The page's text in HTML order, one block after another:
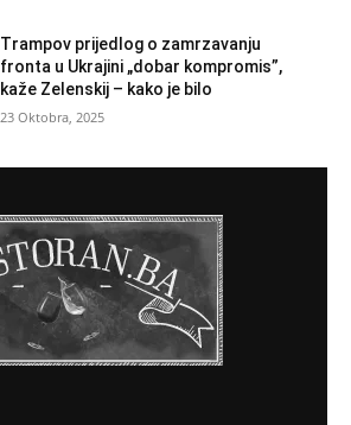
Trampov prijedlog o zamrzavanju
fronta u Ukrajini „dobar kompromis”,
kaže Zelenskij – kako je bilo
23 Oktobra, 2025